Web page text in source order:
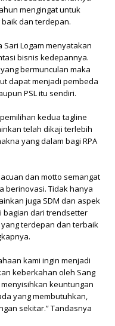
mengingat untuk
dan terdepan.
Logam menyatakan
bisnis kedepannya.
bermunculan maka
dapat menjadi pembeda
PSL itu sendiri.
kedua tagline
telah dikaji terlebih
yang dalam bagi RPA
dan motto semangat
berinovasi. Tidak hanya
juga SDM dan aspek
bagian dari trendsetter
terdepan dan terbaik
kami ingin menjadi
keberkahan oleh Sang
keuntungan
yang membutuhkan,
sekitar.” Tandasnya